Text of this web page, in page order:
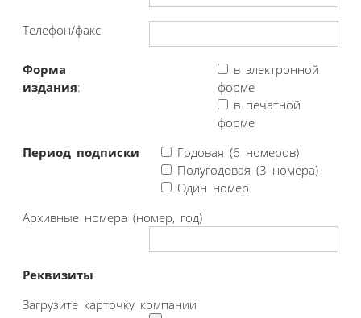
Телефон/факс
Форма
издания:
в электронной
форме
в печатной
форме
Период подписки
Годовая (6 номеров)
Полугодовая (3 номера)
Один номер
Архивные номера (номер, год)
Реквизиты
Загрузите карточку компании